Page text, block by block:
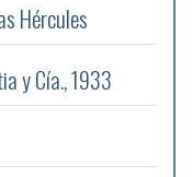
Hércules
y Cía., 1933